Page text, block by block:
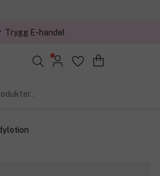
Trygg E-handel